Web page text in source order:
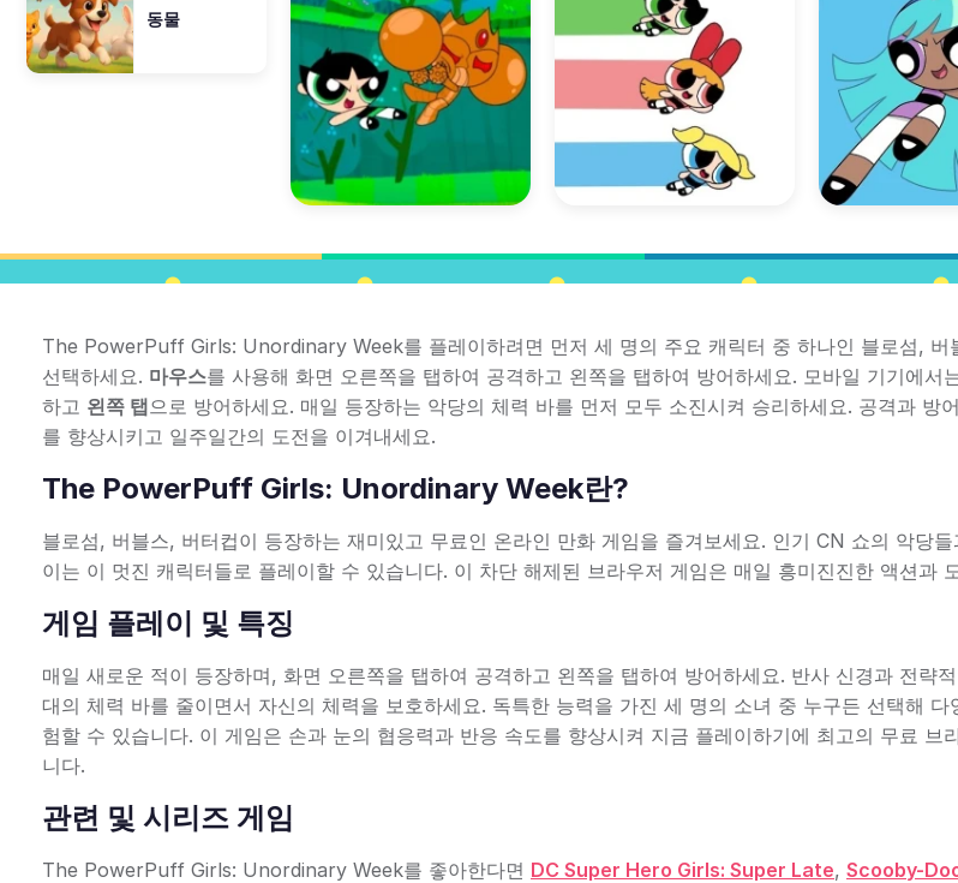
동물
The PowerPuff Girls: Unordinary Week를 플레이하려면 먼저 세 명의 주요 캐릭터 중 하나인 블로섬, 버
선택하세요. 마우스를 사용해 화면 오른쪽을 탭하여 공격하고 왼쪽을 탭하여 방어하세요. 모바일 기기에서
하고 왼쪽 탭으로 방어하세요. 매일 등장하는 악당의 체력 바를 먼저 모두 소진시켜 승리하세요. 공격과 방
를 향상시키고 일주일간의 도전을 이겨내세요.
The PowerPuff Girls: Unordinary Week란?
블로섬, 버블스, 버터컵이 등장하는 재미있고 무료인 온라인 만화 게임을 즐겨보세요. 인기 CN 쇼의 악당
이는 이 멋진 캐릭터들로 플레이할 수 있습니다. 이 차단 해제된 브라우저 게임은 매일 흥미진진한 액션과
게임 플레이 및 특징
매일 새로운 적이 등장하며, 화면 오른쪽을 탭하여 공격하고 왼쪽을 탭하여 방어하세요. 반사 신경과 전략
대의 체력 바를 줄이면서 자신의 체력을 보호하세요. 독특한 능력을 가진 세 명의 소녀 중 누구든 선택해 다
험할 수 있습니다. 이 게임은 손과 눈의 협응력과 반응 속도를 향상시켜 지금 플레이하기에 최고의 무료 브
니다.
관련 및 시리즈 게임
The PowerPuff Girls: Unordinary Week를 좋아한다면 DC Super Hero Girls: Super Late, Scooby-